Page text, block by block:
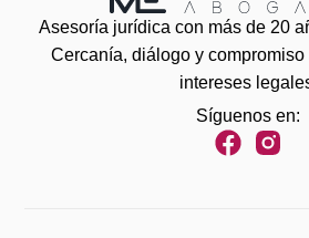
Asesoría jurídica con más de 20
Cercanía, diálogo y
intereses
Síguenos en: